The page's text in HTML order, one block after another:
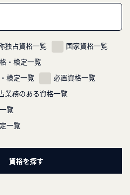
独占資格一覧
国家資格一覧
・検定一覧
検定一覧
必置資格一覧
業務のある資格一覧
覧
一覧